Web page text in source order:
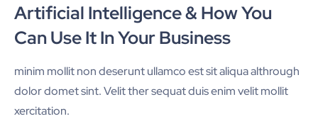
Artificial Intelligence & How You
Can Use It In Your Business
minim mollit non deserunt ullamco est sit aliqua althrough
dolor domet sint. Velit ther sequat duis enim velit mollit
xercitation.